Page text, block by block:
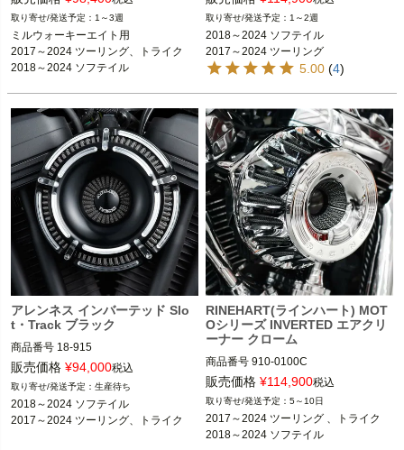
2488
18-990：B型番264332、D型番1010-
2486
18-996：B型番264338、D型番1010-
2463
18-994：B型番264336、D型番1010-
2461
18-996 ：
2017～2024 ツーリング、トライク
2018～2024 ソフテイル
※2023～2024 FLHXSE、FLTRXSE、
2024 FLHX、FLTRX、FLTRXSTSEは
不可
Arlen Ness（アレンネス）
1～3週
ミルウォーキーエイト用
2017～2024 ツーリング、トライク
2017～2024 ツーリング 、トライク
2018～2024 ソフテイル
※2023～2024 FLHXSE、FLTRXSE、
2024 FLHX、FLTRX、FLTRXSTSEは
不可
RINEHART RACING（ラインハート
レーシング）
1～2週
2018～2024 ソフテイル
2017～2024 ツーリング
5.00 (4)
アレンネス インバーテッド Slo
t・Track ブラック
商品番号 18-915
D型番：1010-2086
2018～2024 ソフテイル
2017～2024 ツーリング、トライク
※2023～2024 FLHXSE、FLTRXSE、
販売価格 ¥94,000税込
生産待ち
2018～2024 ソフテイル
2017～2024 ツーリング、トライク
RINEHART(ラインハート) MOT
Oシリーズ INVERTED エアクリ
ーナー クローム
商品番号 910-0100C
2017～2024 ツーリング 、トライク
2018～2024 ソフテイル
※2023～2024 FLHXSE、FLTRXSE、
2024 FLHX、FLTRX、FLTRXSTSEは
販売価格 ¥114,900税込
5～10日
2017～2024 ツーリング 、トライク
2018～2024 ソフテイル